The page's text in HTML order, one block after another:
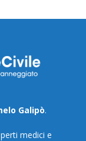
Galipò.
medici e